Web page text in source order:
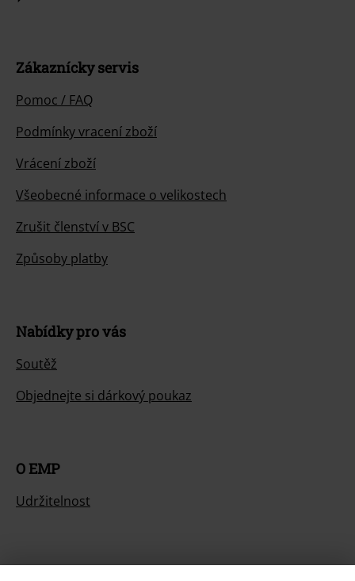
Zákaznícky servis
Pomoc / FAQ
Podmínky vracení zboží
Vrácení zboží
Všeobecné informace o velikostech
Zrušit členství v BSC
Způsoby platby
Nabídky pro vás
Soutěž
Objednejte si dárkový poukaz
O EMP
Udržitelnost